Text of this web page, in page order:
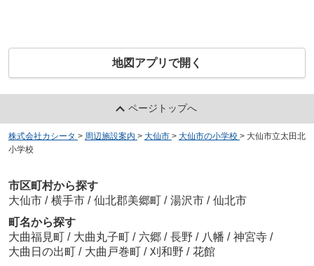
地図アプリで開く
ページトップへ
株式会社カシータ > 周辺施設案内 > 大仙市 > 大仙市の小学校 > 大仙市立太田北
小学校
市区町村から探す
大仙市 / 横手市 / 仙北郡美郷町 / 湯沢市 / 仙北市
町名から探す
大曲福見町 / 大曲丸子町 / 六郷 / 長野 / 八幡 / 神宮寺 /
大曲日の出町 / 大曲戸巻町 / 刈和野 / 花館